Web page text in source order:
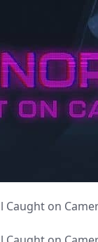
Caught on